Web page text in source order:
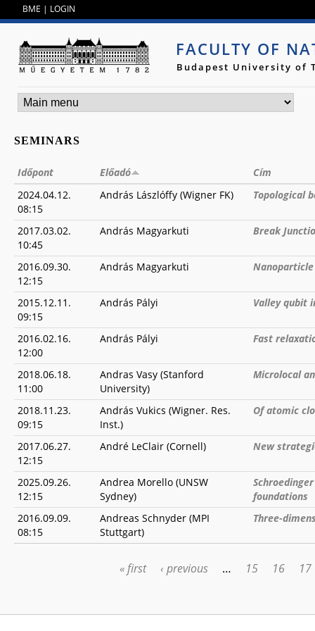
BME | LOGIN
FACULTY OF
Budapest University of
SEMINARS
Időpont Előadó
Cím
2024.04.12.
08:15
András Lászlóffy (Wigner FK) Topological
2017.03.02.
10:45
András Magyarkuti Break
2016.09.30.
12:15
András Magyarkuti
2015.12.11.
09:15
András Pályi Valley qubit
2016.02.16.
12:00
András Pályi Fast
2018.06.18.
11:00
Andras Vasy (Stanford
University)
Microlocal
2018.11.23.
09:15
András Vukics (Wigner. Res.
Inst.)
Of atomic
2017.06.27.
12:15
André LeClair (Cornell) New
2025.09.26.
12:15
Andrea Morello (UNSW
Sydney)
foundations
2016.09.09.
08:15
Andreas Schnyder (MPI
Stuttgart)
Three-
« first ‹ previous … 15 16 17